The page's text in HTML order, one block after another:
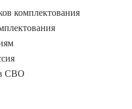
комплектования
СВО